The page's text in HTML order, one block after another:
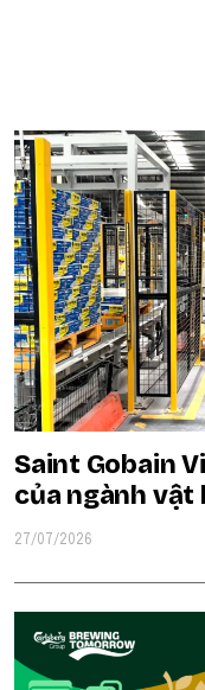
Saint Gobain
của ngành vật
27/07/2026